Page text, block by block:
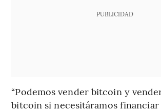
PUBLICIDAD
“Podemos vender bitcoin y
bitcoin si necesitáramos